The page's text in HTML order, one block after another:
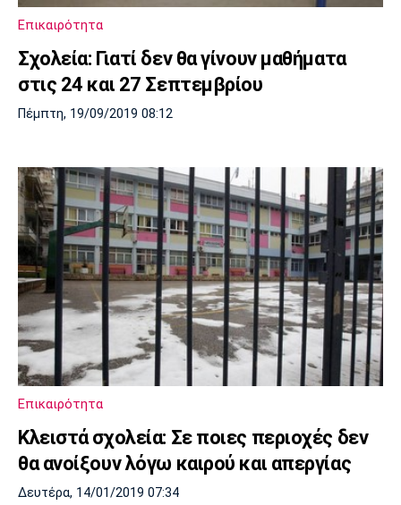
Επικαιρότητα
Σχολεία: Γιατί δεν θα γίνουν μαθήματα
στις 24 και 27 Σεπτεμβρίου
Πέμπτη, 19/09/2019 08:12
Επικαιρότητα
Κλειστά σχολεία: Σε ποιες περιοχές δεν
θα ανοίξουν λόγω καιρού και απεργίας
Δευτέρα, 14/01/2019 07:34